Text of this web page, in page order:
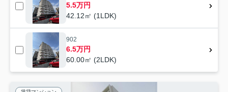
5.5万円
42.12㎡ (1LDK)
902
6.5万円
60.00㎡ (2LDK)